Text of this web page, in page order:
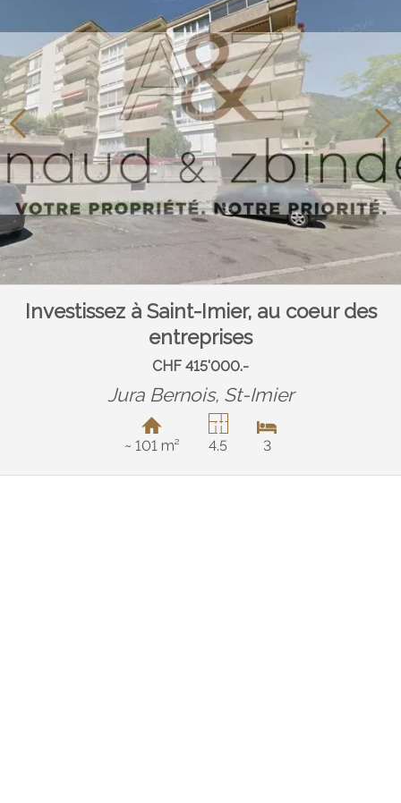
Investissez à Saint-Imier, au coeur des
entreprises
CHF 415'000.-
Jura Bernois, St-Imier
~ 101 m² 4.5 3